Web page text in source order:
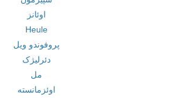
اوئانز
Heule
پروفوندو ویل
دئرلیژک
مل
اوئزمانسته